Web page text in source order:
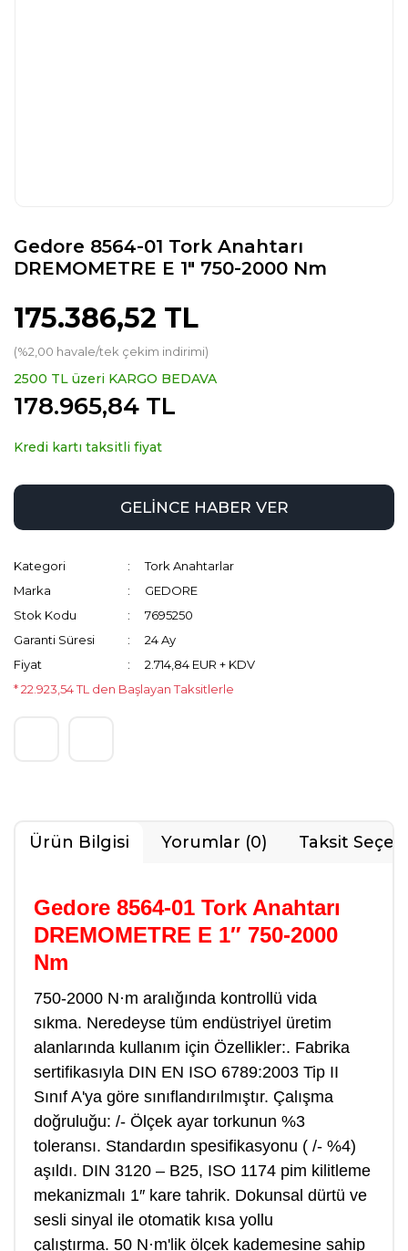
Gedore 8564-01 Tork Anahtarı
DREMOMETRE E 1″ 750-2000 Nm
175.386,52 TL
(%2,00 havale/tek çekim indirimi)
2500 TL üzeri KARGO BEDAVA
178.965,84 TL
Kredi kartı taksitli fiyat
GELİNCE HABER VER
Kategori
Tork Anahtarlar
Marka
GEDORE
Stok Kodu
7695250
Garanti Süresi
24 Ay
Fiyat
2.714,84 EUR + KDV
* 22.923,54 TL den Başlayan Taksitlerle
Ürün Bilgisi Yorumlar (0) Taksit
Gedore 8564-01 Tork Anahtarı
DREMOMETRE E 1″ 750-2000
Nm
750-2000 N·m aralığında kontrollü vida
sıkma. Neredeyse tüm endüstriyel üretim
alanlarında kullanım için Özellikler:. Fabrika
sertifikasıyla DIN EN ISO 6789:2003 Tip II
Sınıf A'ya göre sınıflandırılmıştır. Çalışma
doğruluğu: /- Ölçek ayar torkunun %3
toleransı. Standardın spesifikasyonu ( /- %4)
aşıldı. DIN 3120 – B25, ISO 1174 pim kilitleme
mekanizmalı 1″ kare tahrik. Dokunsal dürtü ve
sesli sinyal ile otomatik kısa yollu
çalıştırma. 50 N·m'lik ölçek kademesine sahip